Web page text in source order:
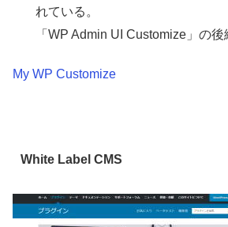
れている。
「WP Admin UI Customize」の後
My WP Customize
White Label CMS